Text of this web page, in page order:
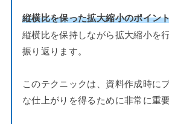
縦横比を保った拡大縮小のポイン
縦横比を保持しながら拡大縮小を
振り返ります。
このテクニックは、資料作成時に
な仕上がりを得るために非常に重要